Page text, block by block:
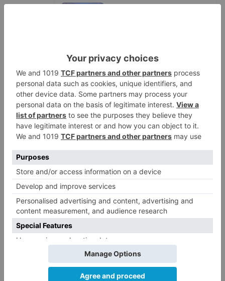
Detienen a un joven de 27 años
2
Calor y posibles tormentas en
Burgos durante el eclipse del 12
de agosto
3
Santiago Lencina, nuevo
refuerzo del Burgos CF para la
temporada 2026/27
4
El Burgos CF anuncia que Álex
Lizancos ha sido operado con
éxito del menisco de su rodilla
izquierda
5
Detenidas tres personas en
ocultos en su vehículo